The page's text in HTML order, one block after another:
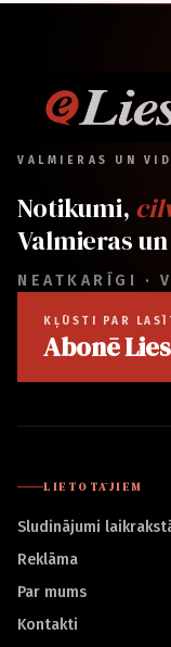
VALMIERAS UN
Notikumi,
Valmieras
NEATKARĪGI ·
KĻŪSTI PAR
Abonē
LIETOTĀJIEM
Sludinājumi
Reklāma
Par mums
Kontakti